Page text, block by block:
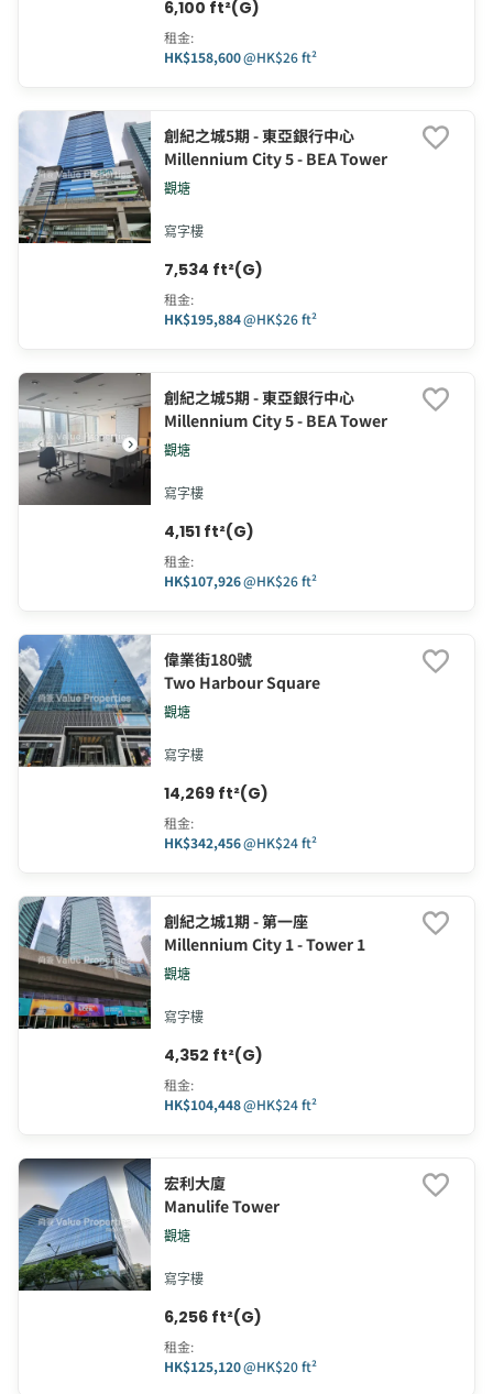
6,100 ft²(G)
租金:
HK$158,600@HK$26 ft²
創紀之城5期 - 東亞銀行中心
Millennium City 5 - BEA Tower
觀塘
寫字樓
7,534 ft²(G)
租金:
HK$195,884@HK$26 ft²
創紀之城5期 - 東亞銀行中心
Millennium City 5 - BEA Tower
觀塘
寫字樓
4,151 ft²(G)
租金:
HK$107,926@HK$26 ft²
偉業街180號
Two Harbour Square
觀塘
寫字樓
14,269 ft²(G)
租金:
HK$342,456@HK$24 ft²
創紀之城1期 - 第一座
Millennium City 1 - Tower 1
觀塘
寫字樓
4,352 ft²(G)
租金:
HK$104,448@HK$24 ft²
宏利大廈
Manulife Tower
觀塘
寫字樓
6,256 ft²(G)
租金:
HK$125,120@HK$20 ft²